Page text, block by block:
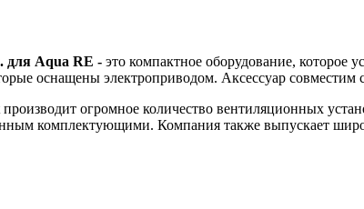
для Aqua RE - это компактное оборудование, которое
оснащены электроприводом. Аксессуар
производит огромное количество вентиляционных
комплектующими. Компания также выпускает